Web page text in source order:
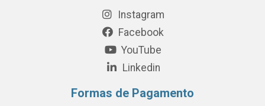
Instagram
Facebook
YouTube
Linkedin
Formas de Pagamento